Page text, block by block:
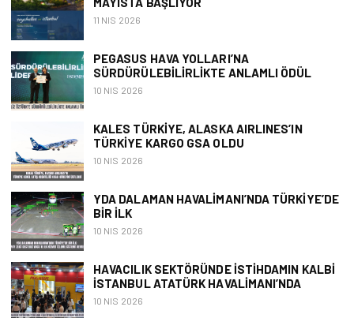
11 NIS 2026
PEGASUS HAVA YOLLARI’NA
SÜRDÜRÜLEBILIRLIKTE ANLAMLI ÖDÜL
10 NIS 2026
KALES TÜRKIYE, ALASKA AIRLINES’IN
TÜRKIYE KARGO GSA OLDU
10 NIS 2026
YDA DALAMAN HAVALIMANI’NDA TÜRKIYE’DE
BIR İLK
10 NIS 2026
HAVACILIK SEKTÖRÜNDE İSTIHDAMIN KALBI
İSTANBUL ATATÜRK HAVALIMANI’NDA
10 NIS 2026